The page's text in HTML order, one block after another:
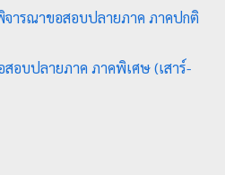
ล
ป
จารณาขอสอบปลายภาค ภาคปกติ
อบปลายภาค ภาคพิเศษ (เสาร์-